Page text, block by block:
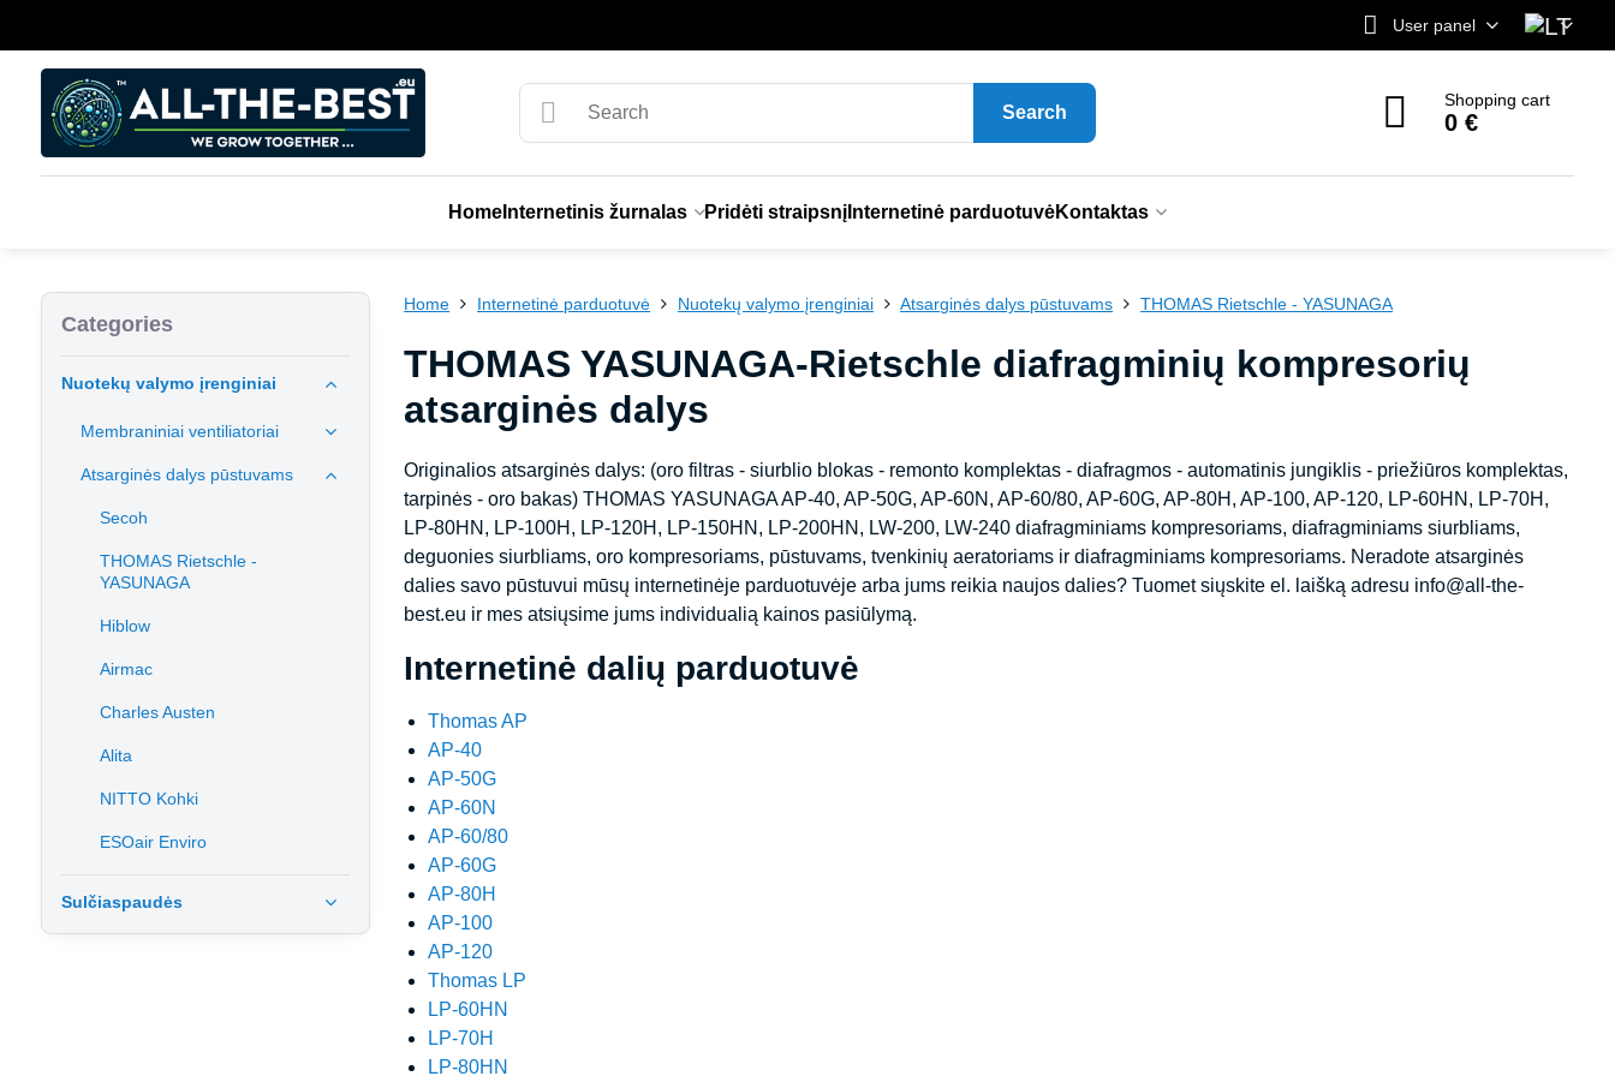
User panel
Search
Shopping cart
0 €
Home Internetinis žurnalas Pridėti straipsnį Internetinė parduotuvėKontaktas
Home Internetinė parduotuvė Nuotekų valymo įrenginiai Atsarginės dalys pūstuvams THOMAS Rietschle - YASUNAGA
THOMAS YASUNAGA-Rietschle diafragminių kompresorių
atsarginės dalys
Originalios atsarginės dalys: (oro filtras - siurblio blokas - remonto komplektas - diafragmos - automatinis jungiklis - priežiūros komplektas,
tarpinės - oro bakas) THOMAS YASUNAGA AP-40, AP-50G, AP-60N, AP-60/80, AP-60G, AP-80H, AP-100, AP-120, LP-60HN, LP-70H,
LP-80HN, LP-100H, LP-120H, LP-150HN, LP-200HN, LW-200, LW-240 diafragminiams kompresoriams, diafragminiams siurbliams,
deguonies siurbliams, oro kompresoriams, pūstuvams, tvenkinių aeratoriams ir diafragminiams kompresoriams. Neradote atsarginės
dalies savo pūstuvui mūsų internetinėje parduotuvėje arba jums reikia naujos dalies? Tuomet siųskite el. laišką adresu info@all-the-
best.eu ir mes atsiųsime jums individualią kainos pasiūlymą.
Internetinė dalių parduotuvė
Thomas AP
AP-40
AP-50G
AP-60N
AP-60/80
AP-60G
AP-80H
AP-100
AP-120
Thomas LP
LP-60HN
LP-70H
LP-80HN
Categories
Nuotekų valymo įrenginiai
Membraniniai ventiliatoriai
Atsarginės dalys pūstuvams
Secoh
THOMAS Rietschle -
YASUNAGA
Hiblow
Airmac
Charles Austen
Alita
NITTO Kohki
ESOair Enviro
Sulčiaspaudės